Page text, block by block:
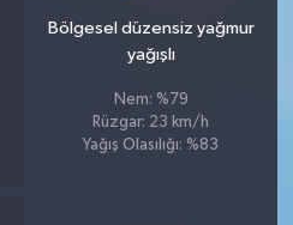
Bölgesel düzensiz yağmur
yağışlı
Nem: %79
Rüzgar: 23 km/h
Yağış Olasılığı: %83